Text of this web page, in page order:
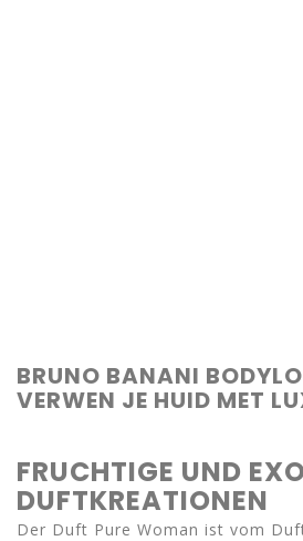
BRUNO BANANI
VERWEN JE HUID MET
FRUCHTIGE UND
DUFTKREATIONEN
Der Duft Pure Woman ist vom